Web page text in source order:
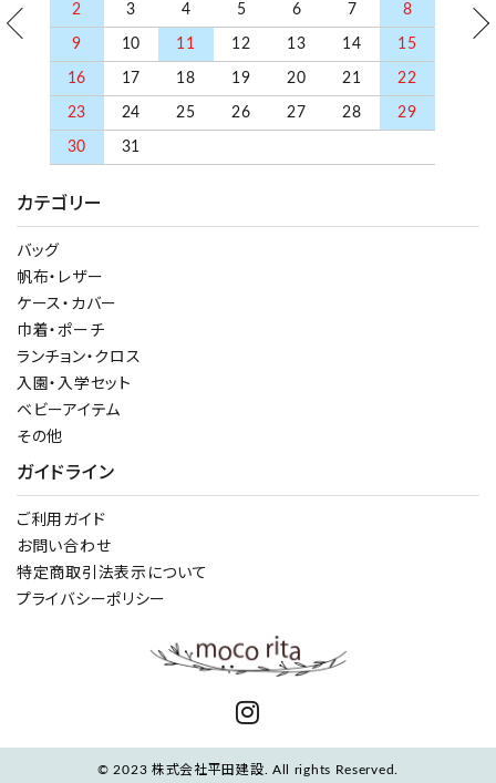
カテゴリー
バッグ
帆布・レザー
ケース・カバー
巾着・ポーチ
ランチョン・クロス
入園・入学セット
ベビーアイテム
その他
ガイドライン
ご利用ガイド
お問い合わせ
特定商取引法表示について
プライバシーポリシー
2 3 4 5 6 7 8
9 10 11 12 13 14 15
16 17 18 19 20 21 22
23 24 25 26 27 28 29
30 31
© 2023 株式会社平田建設. All rights Reserved.